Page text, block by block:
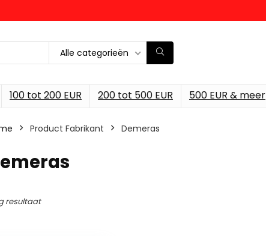
Alle categorieën
100 tot 200 EUR 200 tot 500 EUR 500 EUR & meer
Product Fabrikant ‎Demeras
resultaat